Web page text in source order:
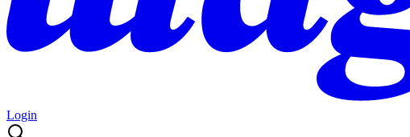
Login